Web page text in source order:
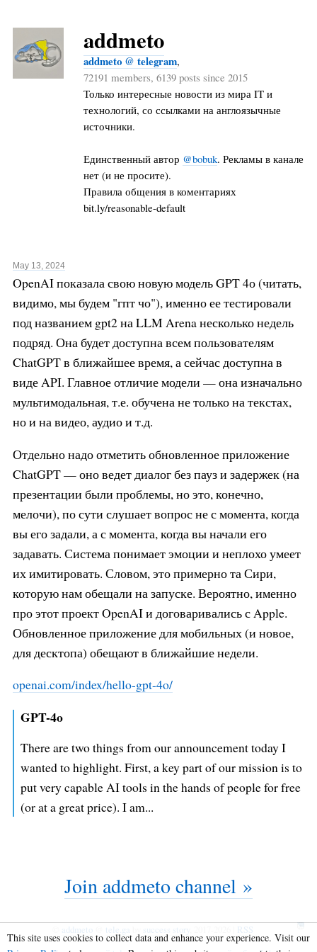
addmeto
addmeto @ telegram,
72191 members, 6139 posts since 2015
Только интересные новости из мира IT и
технологий, со ссылками на англоязычные
источники.
Единственный автор @bobuk. Рекламы в канале
нет (и не просите).
Правила общения в коментариях
bit.ly/reasonable-default
May 13, 2024
OpenAI показала свою новую модель GPT 4о (читать,
видимо, мы будем "гпт чо"), именно ее тестировали
под названием gpt2 на LLM Arena несколько недель
подряд. Она будет доступна всем пользователям
ChatGPT в ближайшее время, а сейчас доступна в
виде API. Главное отличие модели — она изначально
мультимодальная, т.е. обучена не только на текстах,
но и на видео, аудио и т.д.
Отдельно надо отметить обновленное приложение
ChatGPT — оно ведет диалог без пауз и задержек (на
презентации были проблемы, но это, конечно,
мелочи), по сути слушает вопрос не с момента, когда
вы его задали, а с момента, когда вы начали его
задавать. Система понимает эмоции и неплохо умеет
их имитировать. Словом, это примерно та Сири,
которую нам обещали на запуске. Вероятно, именно
про этот проект OpenAI и договаривались с Apple.
Обновленное приложение для мобильных (и новое,
для десктопа) обещают в ближайшие недели.
openai.com/index/hello-gpt-4o/
GPT-4o
There are two things from our announcement today I
wanted to highlight. First, a key part of our mission is to
put very capable AI tools in the hands of people for free
(or at a great price). I am...
Join addmeto channel »
addmeto@ tele.ga success story
RSS
This site uses cookies to collect data and enhance your experience. Visit our